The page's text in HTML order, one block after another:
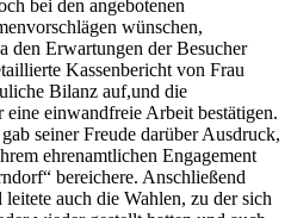
bei den angebotenen
wünschen,
den Erwartungen der Besucher
Kassenbericht von Frau
Bilanz auf,und die
einwandfreie Arbeit bestätigen.
seiner Freude darüber Ausdruck,
ehrenamtlichen Engagement
bereichere. Anschließend
auch die Wahlen, zu der sich